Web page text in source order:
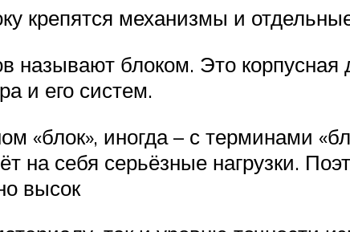
крепятся механизмы и
называют блоком. Это корпусная
и его систем.
«блок», иногда – с терминами
на себя серьёзные нагрузки.
высок